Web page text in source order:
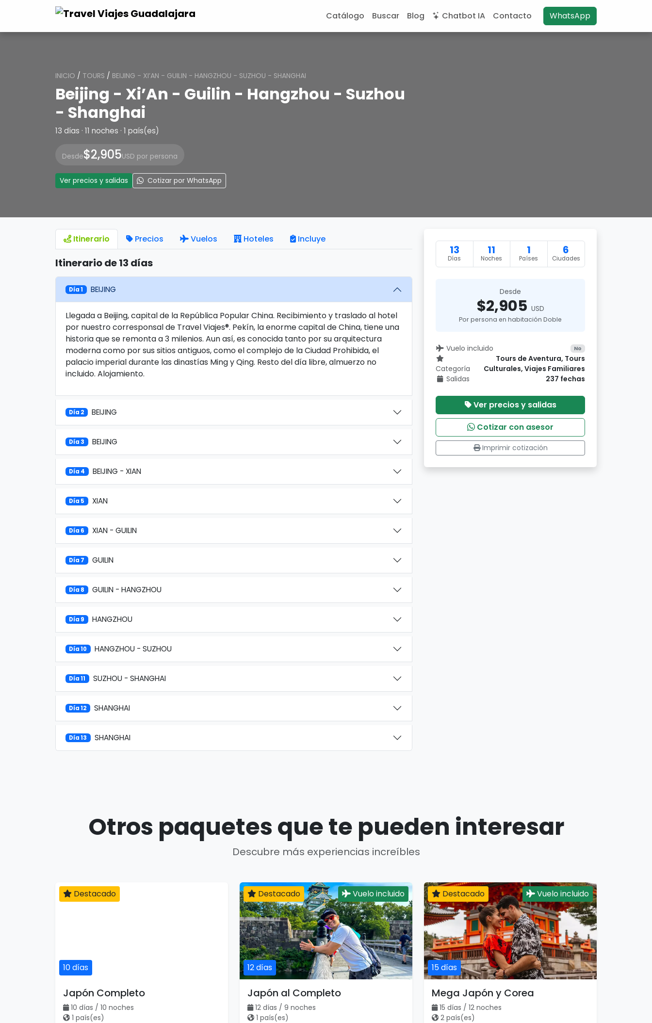
Catálogo Buscar Blog Chatbot IA Contacto WhatsApp
INICIO / TOURS / BEIJING - XI’AN - GUILIN - HANGZHOU - SUZHOU - SHANGHAI
Beijing - Xi’An - Guilin - Hangzhou - Suzhou
- Shanghai
13 días · 11 noches · 1 país(es)
Desde$2,905USD por persona
Ver precios y salidas Cotizar por WhatsApp
Itinerario Precios Vuelos Hoteles Incluye
Itinerario de 13 días
Día 1 BEIJING
Llegada a Beijing, capital de la República Popular China. Recibimiento y traslado al hotel
por nuestro corresponsal de Travel Viajes®. Pekín, la enorme capital de China, tiene una
historia que se remonta a 3 milenios. Aun así, es conocida tanto por su arquitectura
moderna como por sus sitios antiguos, como el complejo de la Ciudad Prohibida, el
palacio imperial durante las dinastías Ming y Qing. Resto del día libre, almuerzo no
incluido. Alojamiento.
Día 2 BEIJING
Día 3 BEIJING
Día 4 BEIJING - XIAN
Día 5 XIAN
Día 6 XIAN - GUILIN
Día 7 GUILIN
Día 8 GUILIN - HANGZHOU
Día 9 HANGZHOU
Día 10 HANGZHOU - SUZHOU
Día 11 SUZHOU - SHANGHAI
Día 12 SHANGHAI
Día 13 SHANGHAI
13
Días
11
Noches
1
Países
6
Ciudades
Desde
$2,905 USD
Por persona en habitación Doble
Vuelo incluido No
Categoría
Tours de Aventura, Tours
Culturales, Viajes Familiares
Salidas
237 fechas
Ver precios y salidas
Cotizar con asesor
Imprimir cotización
Otros paquetes que te pueden interesar
Descubre más experiencias increíbles
10 días
Destacado
Japón Completo
10 días / 10 noches
1 país(es)
12 días
Destacado Vuelo incluido
Japón al Completo
12 días / 9 noches
1 país(es)
15 días
Destacado Vuelo incluido
Mega Japón y Corea
15 días / 12 noches
2 país(es)